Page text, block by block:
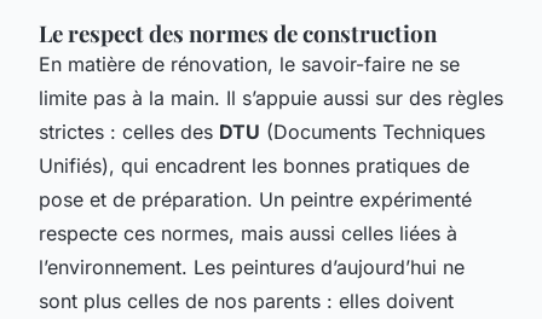
Le respect des normes de construction
En matière de rénovation, le savoir-faire ne se
limite pas à la main. Il s’appuie aussi sur des règles
strictes : celles des DTU (Documents Techniques
Unifiés), qui encadrent les bonnes pratiques de
pose et de préparation. Un peintre expérimenté
respecte ces normes, mais aussi celles liées à
l’environnement. Les peintures d’aujourd’hui ne
sont plus celles de nos parents : elles doivent